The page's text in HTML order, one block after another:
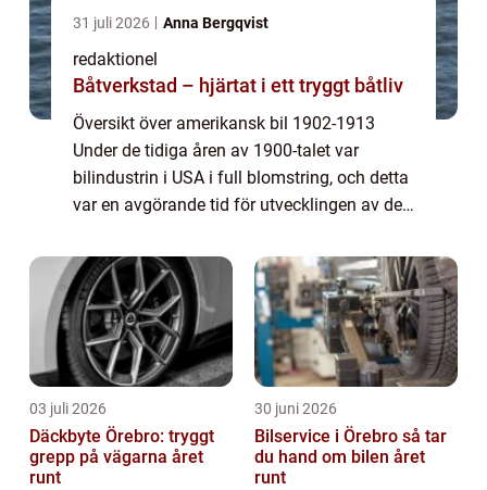
31 juli 2026 Anna Bergqvist
redaktionel
Båtverkstad – hjärtat i ett tryggt båtliv
Översikt över amerikansk bil 1902-1913
Under de tidiga åren av 1900-talet var
bilindustrin i USA i full blomstring, och detta
var en avgörande tid för utvecklingen av den
såg vi hur nya tekniska innovationer oc...
03 juli 2026
Däckbyte Örebro: tryggt
grepp på vägarna året
runt
30 juni 2026
Bilservice i Örebro så tar
du hand om bilen året
runt